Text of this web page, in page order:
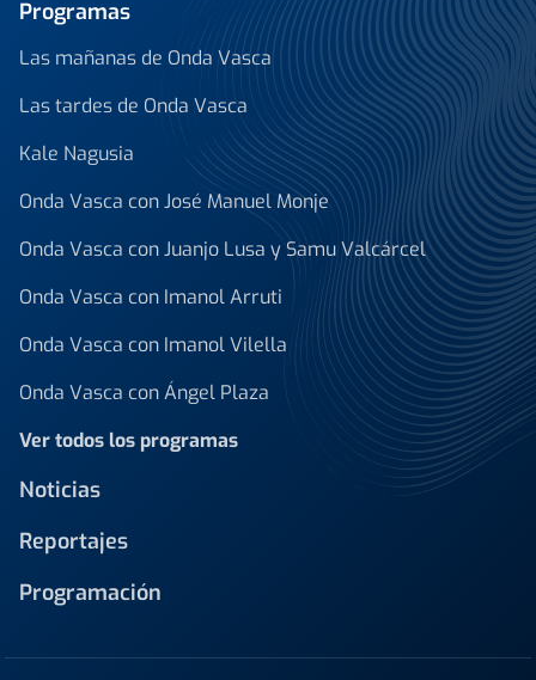
Programas
Las mañanas de Onda Vasca
Las tardes de Onda Vasca
Kale Nagusia
Onda Vasca con José Manuel Monje
Onda Vasca con Juanjo Lusa y Samu Valcárcel
Onda Vasca con Imanol Arruti
Onda Vasca con Imanol Vilella
Onda Vasca con Ángel Plaza
Ver todos los programas
Noticias
Reportajes
Programación